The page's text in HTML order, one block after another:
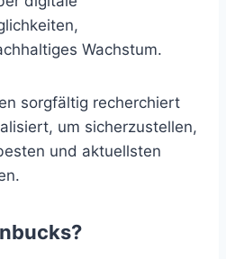
Wachstum.
sorgfältig recherchiert
um sicherzustellen,
und aktuellsten